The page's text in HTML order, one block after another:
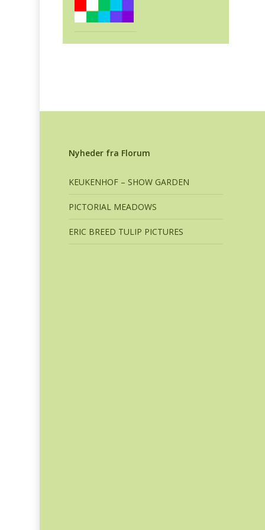
Nyheder fra Florum
KEUKENHOF – SHOW GARDEN
PICTORIAL MEADOWS
ERIC BREED TULIP PICTURES